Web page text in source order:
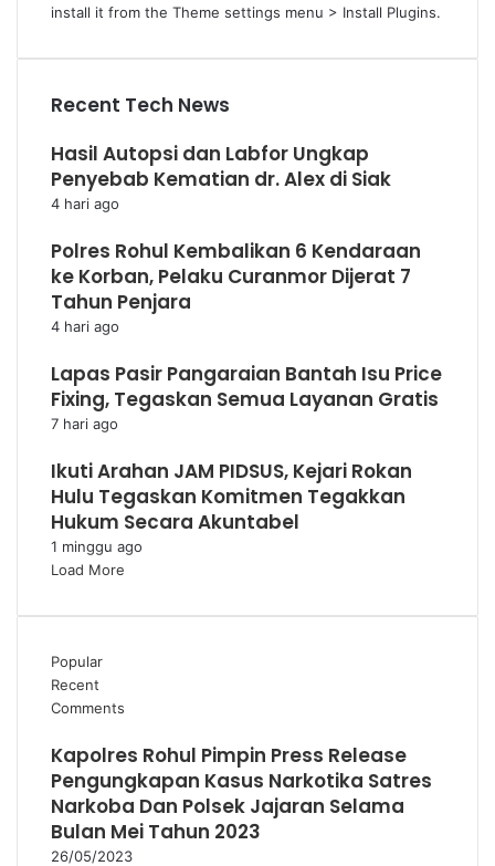
install it from the Theme settings menu > Install Plugins.
Recent Tech News
Hasil Autopsi dan Labfor Ungkap
Penyebab Kematian dr. Alex di Siak
4 hari ago
Polres Rohul Kembalikan 6 Kendaraan
ke Korban, Pelaku Curanmor Dijerat 7
Tahun Penjara
4 hari ago
Lapas Pasir Pangaraian Bantah Isu Price
Fixing, Tegaskan Semua Layanan Gratis
7 hari ago
Ikuti Arahan JAM PIDSUS, Kejari Rokan
Hulu Tegaskan Komitmen Tegakkan
Hukum Secara Akuntabel
1 minggu ago
Load More
Popular
Recent
Comments
Kapolres Rohul Pimpin Press Release
Pengungkapan Kasus Narkotika Satres
Narkoba Dan Polsek Jajaran Selama
Bulan Mei Tahun 2023
26/05/2023